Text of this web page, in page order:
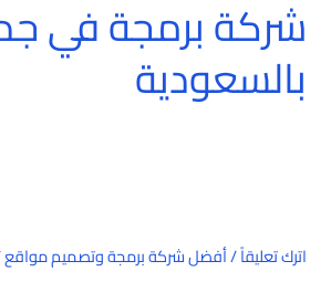
شركة برمجة في
بالسعودية
اترك تعليقاً/أفضل شركة برمجة وتصميم مواقع